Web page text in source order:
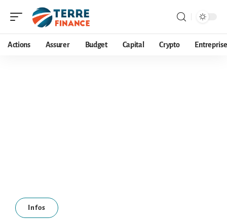
Actions Assurer Budget Capital Crypto Entreprise
Infos